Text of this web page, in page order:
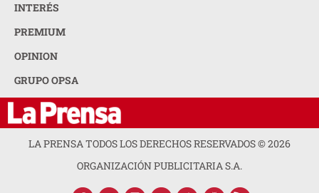
INTERÉS
PREMIUM
OPINION
GRUPO OPSA
LA PRENSA TODOS LOS DERECHOS RESERVADOS ©2026
ORGANIZACIÓN PUBLICITARIA S.A.